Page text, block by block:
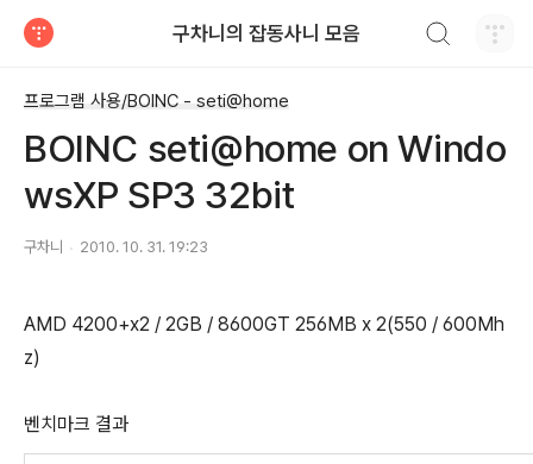
구차니의 잡동사니 모음
프로그램 사용/BOINC - seti@home
BOINC seti@home on Windo
wsXP SP3 32bit
구차니 2010. 10. 31. 19:23
AMD 4200+x2 / 2GB / 8600GT 256MB x 2(550 / 600Mh
z)
벤치마크 결과